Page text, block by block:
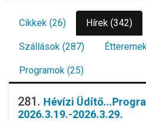
Cikkek (26) Hírek (342)
Szállások (287)
Programok (25)
281. Hévízi
2026.3.19.-2026.3.29.